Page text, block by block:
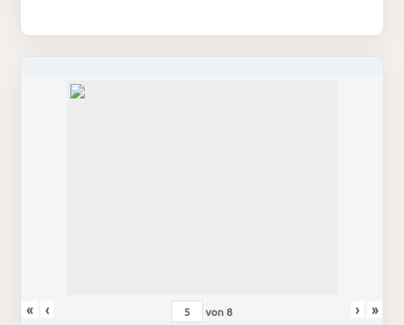
« ‹ von8 › »